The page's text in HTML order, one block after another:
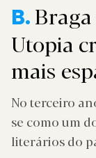
B.
Utopia
mais
No terceiro
se como um
literários do